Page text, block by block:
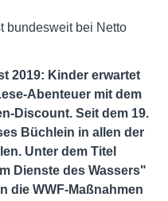
bundesweit bei Netto
2019: Kinder erwartet
Abenteuer mit dem
Discount. Seit dem 19.
Büchlein in allen der
Unter dem Titel
Dienste des Wassers"
die WWF-Maßnahmen